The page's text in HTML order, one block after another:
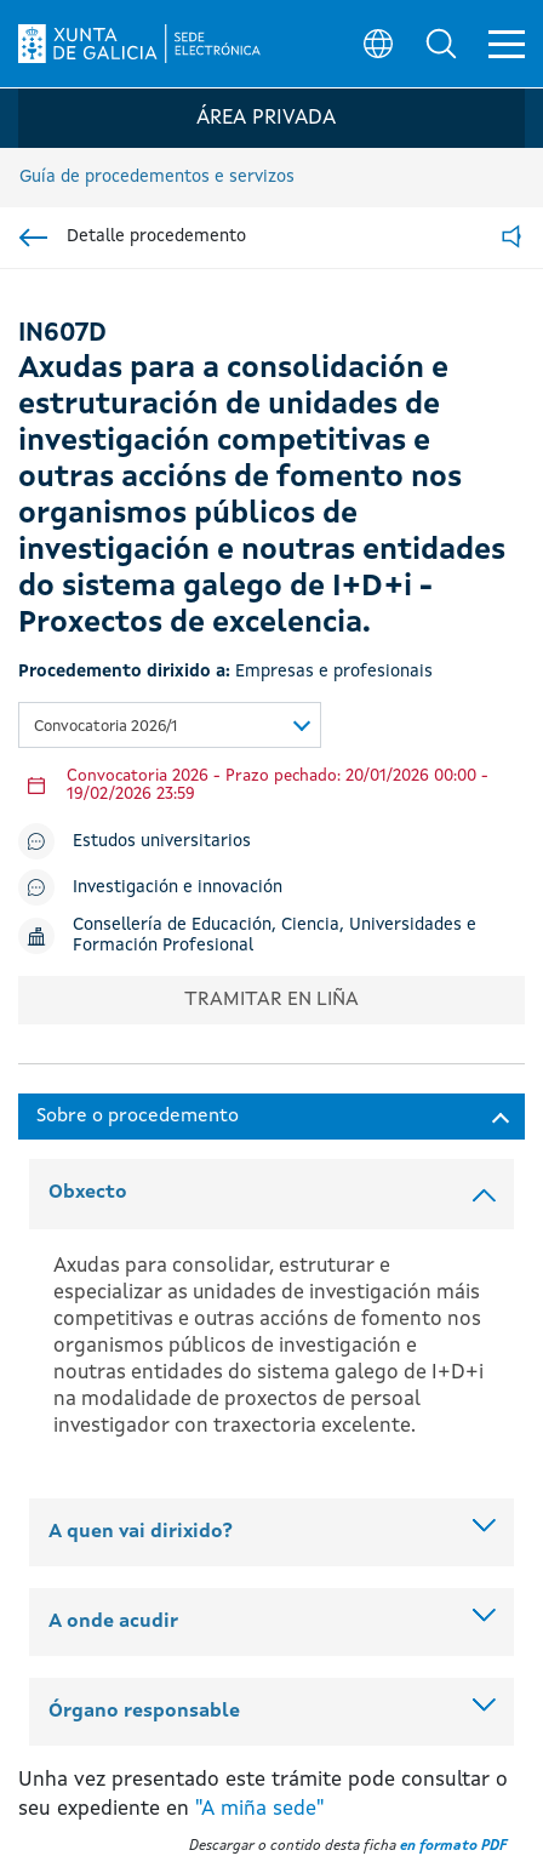
Logo da Sede electrónica da Xunta de
ÁREA PRIVADA
Guía de procedementos e servizos
Detalle procedemento
IN607D
Axudas para a consolidación e
estruturación de unidades de
investigación competitivas e
outras accións de fomento nos
organismos públicos de
investigación e noutras entidades
do sistema galego de I+D+i -
Proxectos de excelencia.
Procedemento dirixido a: Empresas e profesionais
Convocatoria 2026/1
Convocatoria 2026 - Prazo pechado: 20/01/2026 00:00 -
19/02/2026 23:59
Estudos universitarios
Investigación e innovación
Consellería de Educación, Ciencia, Universidades e
Formación Profesional
TRAMITAR EN LIÑA
Obxecto
Axudas para consolidar, estruturar e
especializar as unidades de investigación máis
competitivas e outras accións de fomento nos
organismos públicos de investigación e
noutras entidades do sistema galego de I+D+i
na modalidade de proxectos de persoal
investigador con traxectoria excelente.
A quen vai dirixido?
A onde acudir
Órgano responsable
Unha vez presentado este trámite pode consultar o
seu expediente en "A miña sede"
Descargar o contido desta ficha en formato PDF